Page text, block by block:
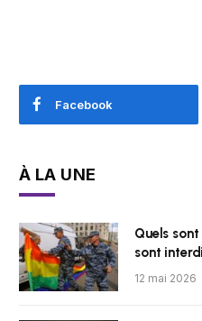
Facebook
À LA UNE
Quels
sont
12 mai 2026